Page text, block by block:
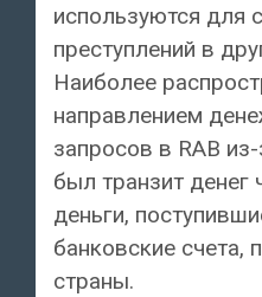
используются для
преступлений в
Наиболее
направлением
запросов в RAB
был транзит денег
деньги,
банковские счета,
страны.